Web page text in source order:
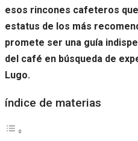
esos rincones cafeteros
estatus de los más
promete ser una guía
del café en búsqueda de
Lugo.
índice de materias